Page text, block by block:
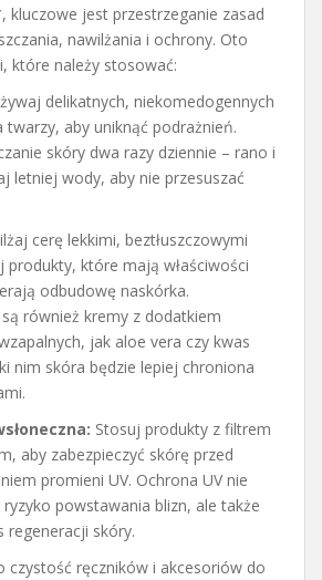
jest przestrzeganie zasad
nawilżania i ochrony. Oto
które należy stosować:
delikatnych, niekomedogennych
aby uniknąć podrażnień.
skóry dwa razy dziennie – rano i
letniej wody, aby nie przesuszać
cerę lekkimi, beztłuszczowymi
produkty, które mają właściwości
odbudowę naskórka.
również kremy z dodatkiem
jak aloe vera czy kwas
nim skóra będzie lepiej chroniona
Stosuj produkty z filtrem
aby zabezpieczyć skórę przed
promieni UV. Ochrona UV nie
powstawania blizn, ale także
regeneracji skóry.
czystość ręczników i akcesoriów do